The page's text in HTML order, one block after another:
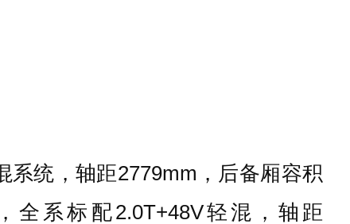
系统，轴距2779mm，后备厢容积
全系标配2.0T+48V轻混，轴距